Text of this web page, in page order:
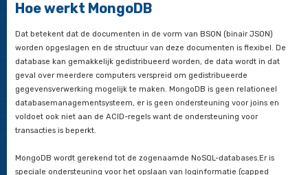
De database wordt vaak gezien als een aantrekkelijke optie
ontwikkelaars die applicaties willen bouwen zonder de
een vast schema. Naast het documentdatamodel biedt
ondersteuning voor grafieken, geospatiale en
MongoDB Atlas, een cloud database service aangeboden
hoofdontwikkelaar MongoDB Inc, biedt ook vector en full-text
zoekfuncties die gratis kunnen worden gebruikt voor
Hoe werkt MongoDB